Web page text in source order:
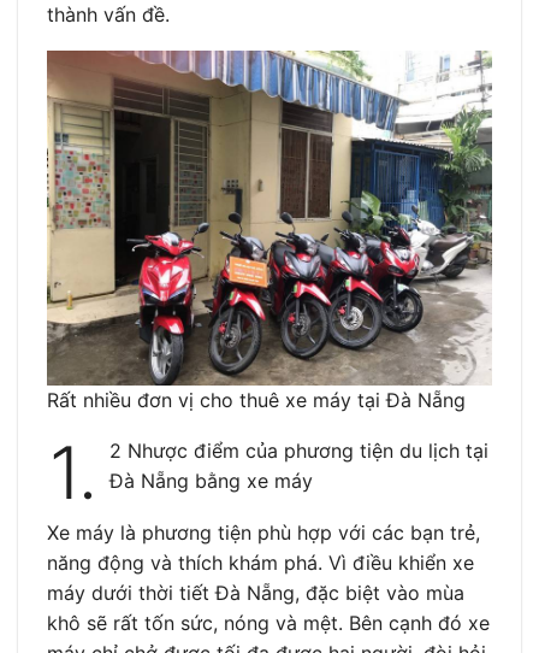
thành vấn đề.
Rất nhiều đơn vị cho thuê xe máy tại Đà Nẵng
1.
2 Nhược điểm của phương tiện du lịch tại
Đà Nẵng bằng xe máy
Xe máy là phương tiện phù hợp với các bạn trẻ,
năng động và thích khám phá. Vì điều khiển xe
máy dưới thời tiết Đà Nẵng, đặc biệt vào mùa
khô sẽ rất tốn sức, nóng và mệt. Bên cạnh đó xe